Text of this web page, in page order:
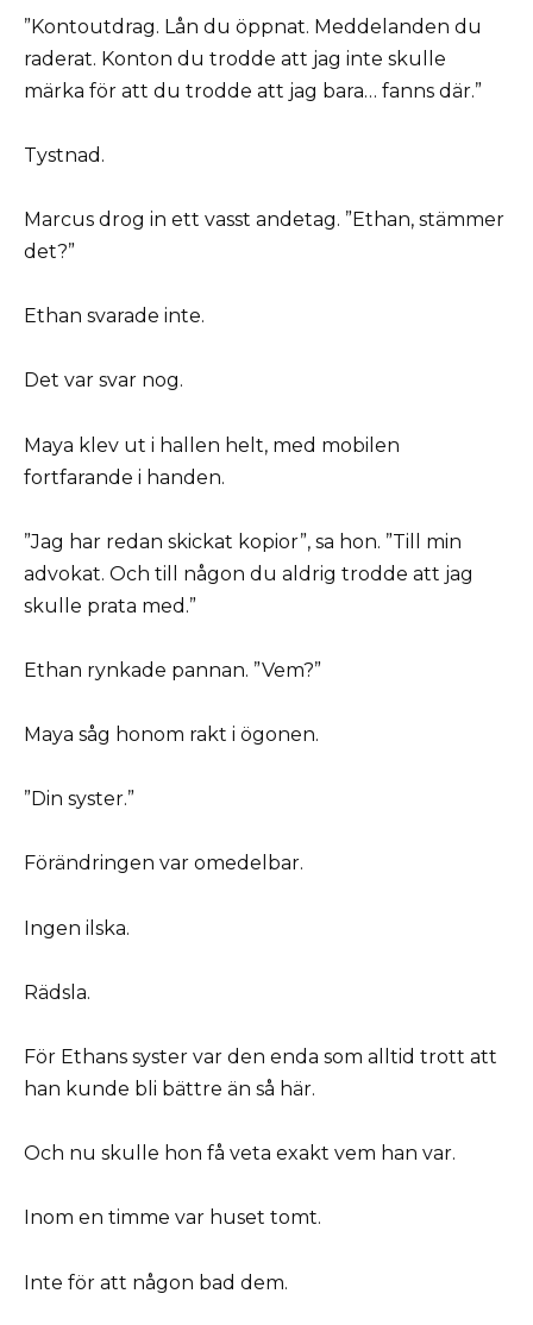
”Kontoutdrag. Lån du öppnat. Meddelanden du
raderat. Konton du trodde att jag inte skulle
märka för att du trodde att jag bara… fanns där.”
Tystnad.
Marcus drog in ett vasst andetag. ”Ethan, stämmer
det?”
Ethan svarade inte.
Det var svar nog.
Maya klev ut i hallen helt, med mobilen
fortfarande i handen.
”Jag har redan skickat kopior”, sa hon. ”Till min
advokat. Och till någon du aldrig trodde att jag
skulle prata med.”
Ethan rynkade pannan. ”Vem?”
Maya såg honom rakt i ögonen.
”Din syster.”
Förändringen var omedelbar.
Ingen ilska.
Rädsla.
För Ethans syster var den enda som alltid trott att
han kunde bli bättre än så här.
Och nu skulle hon få veta exakt vem han var.
Inom en timme var huset tomt.
Inte för att någon bad dem.